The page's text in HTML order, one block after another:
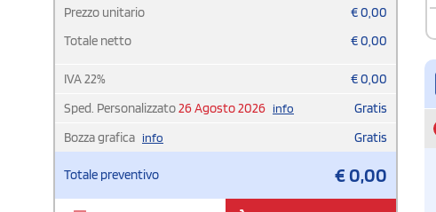
Prezzo unitario €0,00
Totale netto
€0,00
IVA22% €0,00
Sped. Personalizzato26 Agosto 2026 info
Gratis
Bozza grafica info Gratis
Totale preventivo €0,00